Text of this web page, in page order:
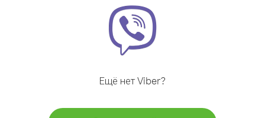
Ещё нет Viber?